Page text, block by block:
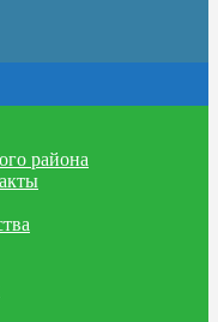
района